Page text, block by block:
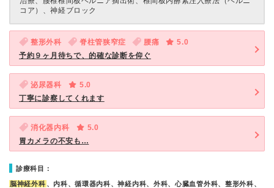
コア）、神経ブロック
整形外科 脊柱管狭窄症 腰痛
5.0
予約９ヶ月待ちで、的確な診断を仰ぐ
泌尿器科
5.0
丁寧に診察してくれます
消化器内科
5.0
胃カメラの不安も…
診療科目：
脳神経外科 、内科、循環器内科、神経内科、外科、心臓血管外科、整形外科、